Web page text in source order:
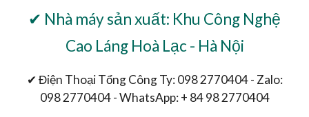
✔ Nhà máy sản xuất: Khu Công Nghệ
Cao Láng Hoà Lạc - Hà Nội
✔ Điện Thoại Tổng Công Ty: 098 2770404 - Zalo:
098 2770404 - WhatsApp: + 84 98 2770404